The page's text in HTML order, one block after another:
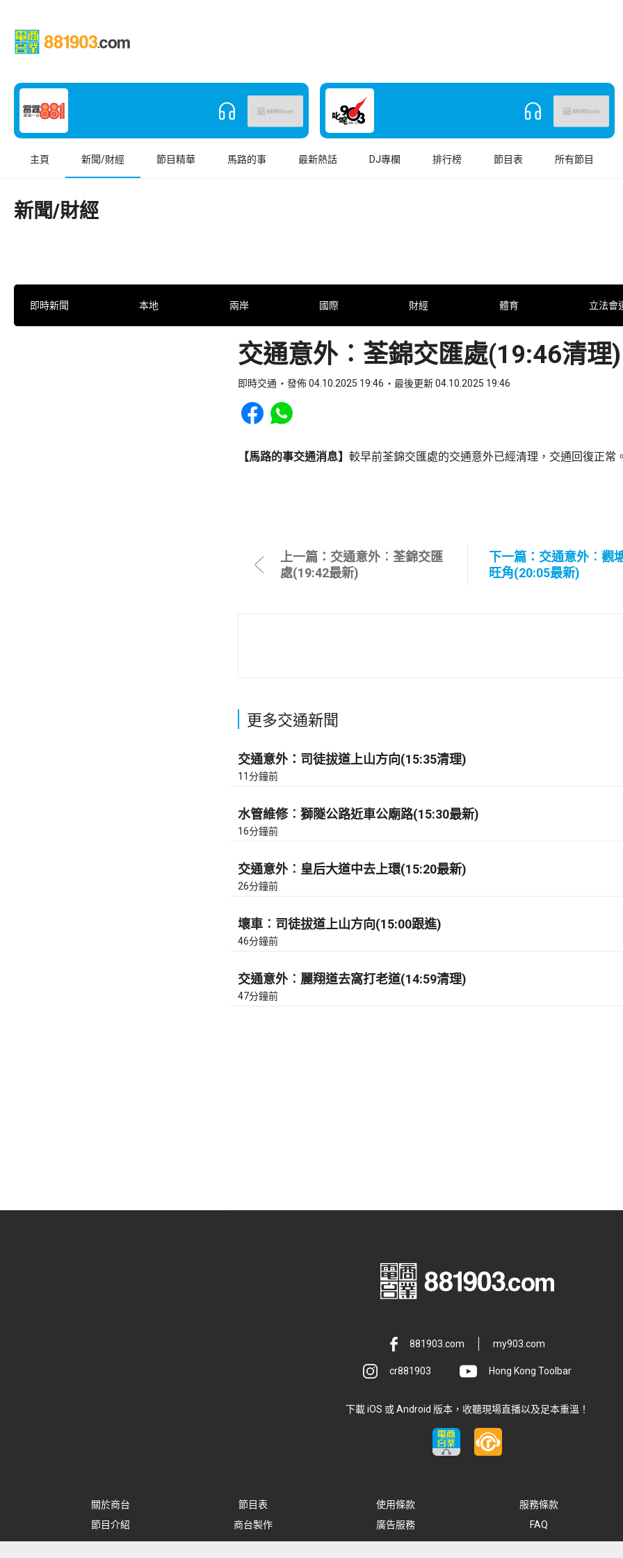
主頁 新聞/財經 節目精華 馬路的事 最新熱話 DJ專欄 排行榜 節目表 所有節目
新聞/財經
即時新聞 本地 兩岸 國際 財經 體育 立法會
交通意外︰荃錦交匯處(19:46清理)
即時交通 發佈 04.10.2025 19:46 最後更新 04.10.2025 19:46
Share to Facebook
Share to WhatsApp
【馬路的事交通消息】 較早前荃錦交匯處的交通意外已經清理，交通回復正常。
上一篇：交通意外︰荃錦交匯
處(19:42最新)
下一篇：交通意外︰觀
旺角(20:05最新)
更多交通新聞
交通意外：司徒拔道上山方向(15:35清理)
11分鐘前
水管維修︰獅隧公路近車公廟路(15:30最新)
16分鐘前
交通意外︰皇后大道中去上環(15:20最新)
26分鐘前
壞車︰司徒拔道上山方向(15:00跟進)
46分鐘前
交通意外︰麗翔道去窩打老道(14:59清理)
47分鐘前
881903.com my903.com
cr881903 Hong Kong Toolbar
下載 iOS 或 Android 版本，收聽現場直播以及足本重溫！
關於商台 節目表 使用條款 服務條款
節目介紹
商台製作 廣告服務 FAQ